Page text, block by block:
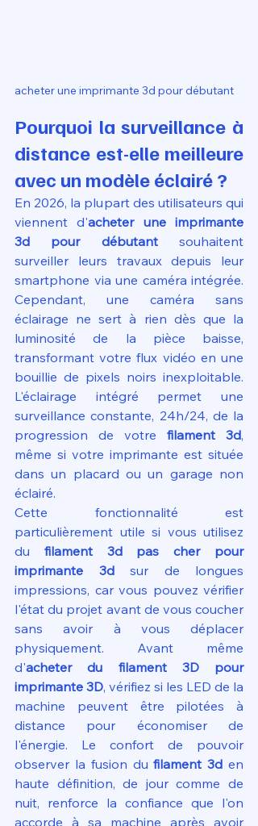
acheter une imprimante 3d pour débutant
Pourquoi la surveillance à
distance est-elle meilleure
avec un modèle éclairé ?
En 2026, la plupart des utilisateurs qui
viennent d'acheter une imprimante
3d pour débutant souhaitent
surveiller leurs travaux depuis leur
smartphone via une caméra intégrée.
Cependant, une caméra sans
éclairage ne sert à rien dès que la
luminosité de la pièce baisse,
transformant votre flux vidéo en une
bouillie de pixels noirs inexploitable.
L'éclairage intégré permet une
surveillance constante, 24h/24, de la
progression de votre filament 3d,
même si votre imprimante est située
dans un placard ou un garage non
éclairé.
Cette fonctionnalité est
particulièrement utile si vous utilisez
du filament 3d pas cher pour
imprimante 3d sur de longues
impressions, car vous pouvez vérifier
l'état du projet avant de vous coucher
sans avoir à vous déplacer
physiquement. Avant même
d'acheter du filament 3D pour
imprimante 3D, vérifiez si les LED de la
machine peuvent être pilotées à
distance pour économiser de
l'énergie. Le confort de pouvoir
observer la fusion du filament 3d en
haute définition, de jour comme de
nuit, renforce la confiance que l'on
accorde à sa machine après avoir